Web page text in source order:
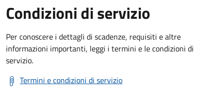
Condizioni di servizio
Per conoscere i dettagli di scadenze, requisiti e altre
informazioni importanti, leggi i termini e le condizioni di
servizio.
Termini e condizioni di servizio